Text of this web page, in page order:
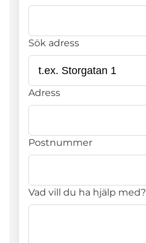
Sök adress
Adress
Postnummer
Vad vill du ha hjälp med?